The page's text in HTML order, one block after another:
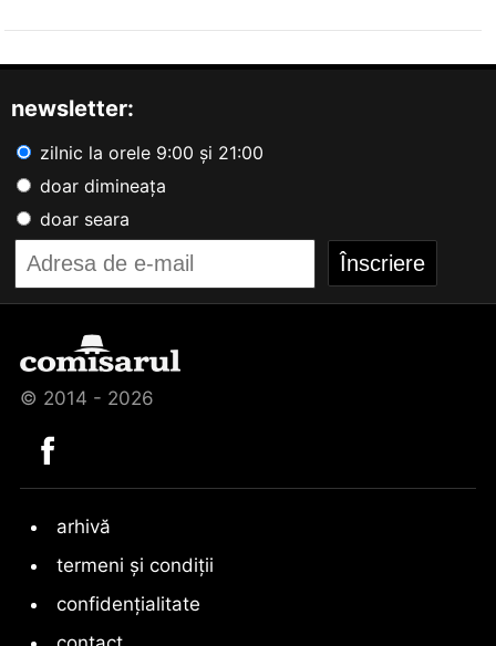
newsletter:
zilnic la orele 9:00 și 21:00
doar dimineața
doar seara
© 2014 - 2026
arhivă
termeni și condiții
confidențialitate